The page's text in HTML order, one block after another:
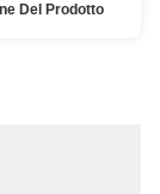
Del Prodotto